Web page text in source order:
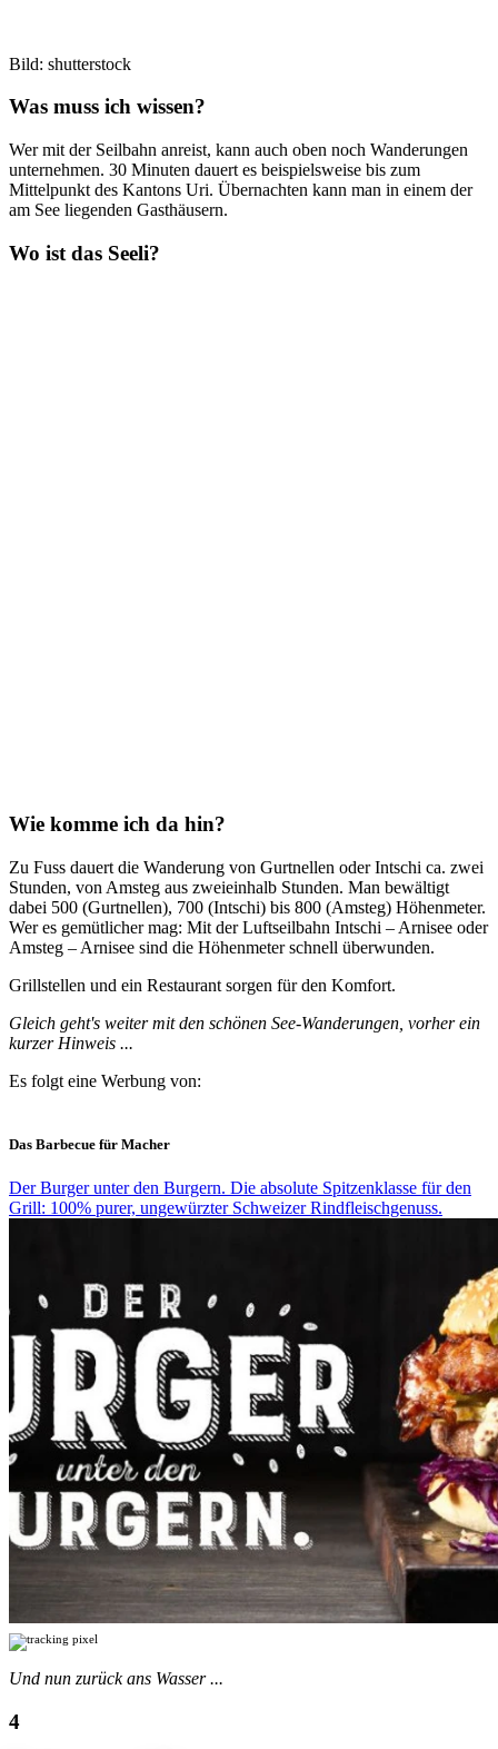
Bild: shutterstock
Was muss ich wissen?
Wer mit der Seilbahn anreist, kann auch oben noch Wanderungen
unternehmen. 30 Minuten dauert es beispielsweise bis zum
Mittelpunkt des Kantons Uri. Übernachten kann man in einem der
am See liegenden Gasthäusern.
Wo ist das Seeli?
Wie komme ich da hin?
Zu Fuss dauert die Wanderung von Gurtnellen oder Intschi ca. zwei
Stunden, von Amsteg aus zweieinhalb Stunden. Man bewältigt
dabei 500 (Gurtnellen), 700 (Intschi) bis 800 (Amsteg) Höhenmeter.
Wer es gemütlicher mag: Mit der Luftseilbahn Intschi – Arnisee oder
Amsteg – Arnisee sind die Höhenmeter schnell überwunden.
Grillstellen und ein Restaurant sorgen für den Komfort.
Gleich geht's weiter mit den schönen See-Wanderungen, vorher ein
kurzer Hinweis ...
Es folgt eine Werbung von:
Das Barbecue für Macher
Der Burger unter den Burgern. Die absolute Spitzenklasse für den
Grill: 100% purer, ungewürzter Schweizer Rindfleischgenuss.
Und nun zurück ans Wasser ...